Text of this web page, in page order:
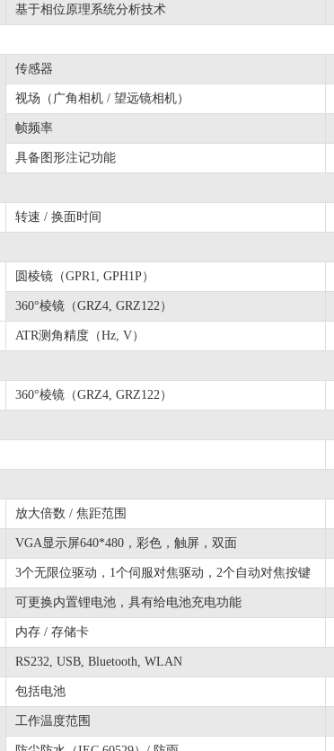
基于相位原理系统分析技术
传感器
视场（广角相机 / 望远镜相机）
帧频率
具备图形注记功能
转速 / 换面时间
圆棱镜（GPR1, GPH1P）
360°棱镜（GRZ4, GRZ122）
ATR测角精度（Hz, V）
360°棱镜（GRZ4, GRZ122）
放大倍数 / 焦距范围
VGA显示屏640*480，彩色，触屏，双面
3个无限位驱动，1个伺服对焦驱动，2个自动对焦按键
可更换内置锂电池，具有给电池充电功能
内存 / 存储卡
RS232, USB, Bluetooth, WLAN
包括电池
工作温度范围